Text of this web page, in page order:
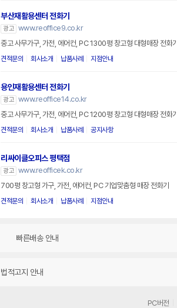
부산재활용센터 전화기
광고 www.reoffice9.co.kr
중고 사무가구, 가전, 에어컨, PC 1300평 창고형 대형매장 전화기
견적문의 회사소개 납품사례 지점안내
용인재활용센터 전화기
광고 www.reoffice14.co.kr
중고 사무가구, 가전, 에어컨, PC 1200평 창고형 대형매장 전화기
견적문의 회사소개 납품사례 공지사항
리싸이클오피스 평택점
광고 www.reofficek.co.kr
700평 창고형 가구, 가전, 에어컨, PC 기업맞춤형 매장 전화기
견적문의 회사소개 납품사례 지점안내
빠른배송 안내
법적고지 안내
PC버전